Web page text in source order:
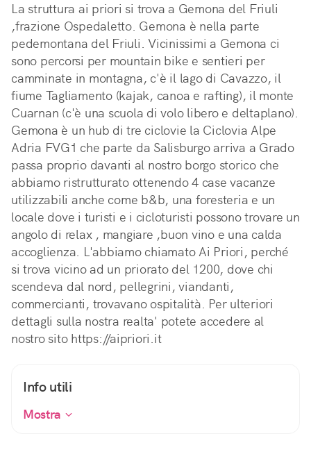
La struttura ai priori si trova a Gemona del Friuli
,frazione Ospedaletto. Gemona è nella parte
pedemontana del Friuli. Vicinissimi a Gemona ci
sono percorsi per mountain bike e sentieri per
camminate in montagna, c'è il lago di Cavazzo, il
fiume Tagliamento (kajak, canoa e rafting), il monte
Cuarnan (c'è una scuola di volo libero e deltaplano).
Gemona è un hub di tre ciclovie la Ciclovia Alpe
Adria FVG1 che parte da Salisburgo arriva a Grado
passa proprio davanti al nostro borgo storico che
abbiamo ristrutturato ottenendo 4 case vacanze
utilizzabili anche come b&b, una foresteria e un
locale dove i turisti e i cicloturisti possono trovare un
angolo di relax , mangiare ,buon vino e una calda
accoglienza. L'abbiamo chiamato Ai Priori, perché
si trova vicino ad un priorato del 1200, dove chi
scendeva dal nord, pellegrini, viandanti,
commercianti, trovavano ospitalità. Per ulteriori
dettagli sulla nostra realta' potete accedere al
nostro sito https://aipriori.it
Info utili
Mostra